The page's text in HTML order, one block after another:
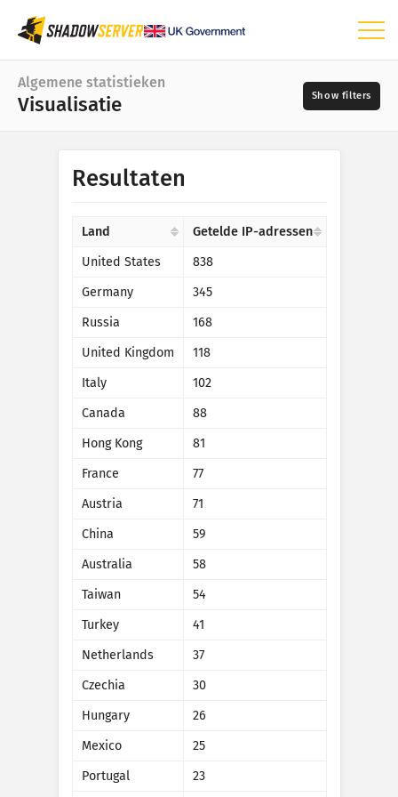
Dashboard
Algemene statistieken
Wereldkaart
Regiokaart
Treemap-diagram
Visualisatie
Aanvalsstatistieken: Beveiligingsproblemen
Aanvalsstatistieken: Apparaten
Algemene statistieken
Visualisatie
Periode
Gegevensset
Groeperen op
Land
Gegevensschaal
Resultaten automatisch bijwerken
Bijwerken
Resultaten
Land
Getelde IP-adressen
United States
838
Germany
345
Russia
168
United Kingdom
118
Italy
102
Canada
88
Hong Kong
81
France
77
Austria
71
China
59
Australia
58
Taiwan
54
Turkey
41
Netherlands
37
Czechia
30
Hungary
26
Mexico
25
Portugal
23